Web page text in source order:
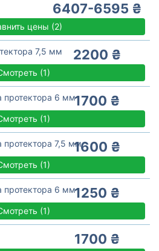
6407-6595 ₴
цены (2)
7,5 мм 2200 ₴
(1)
протектора 6 мм1700 ₴
(1)
протектора 7,5 мм1600 ₴
(1)
протектора 6 мм1250 ₴
(1)
1700 ₴